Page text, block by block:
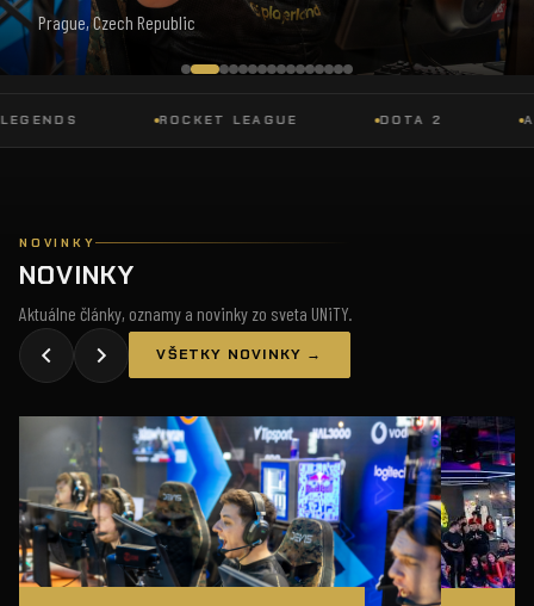
Prague, Czech Republic
ROCKET LEAGUE DOTA 2
NOVINKY
NOVINKY
Aktuálne články, oznamy a novinky zo sveta UNiTY.
VŠETKY NOVINKY →